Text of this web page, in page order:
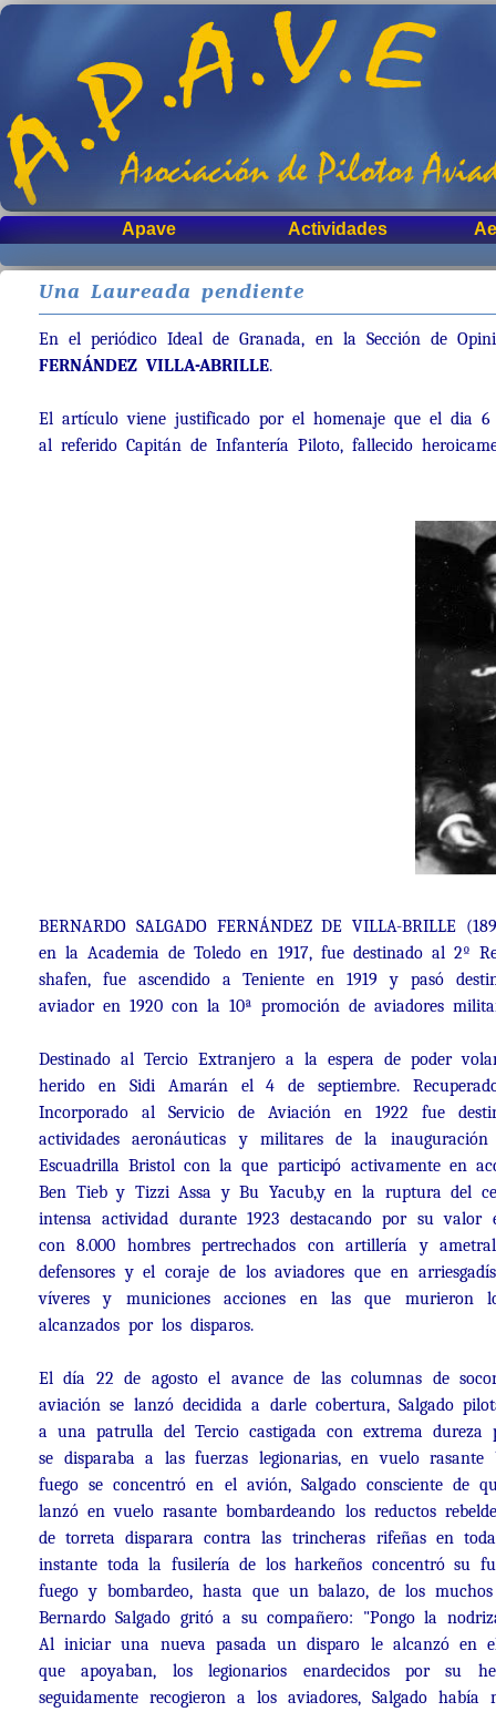
Apave Actividades
Una Laureada pendiente
En el periódico Ideal de Granada, en la Sección de
FERNÁNDEZ VILLA-ABRILLE.
El artículo viene justificado por el homenaje que el dia
al referido Capitán de Infantería Piloto, fallecido
BERNARDO SALGADO FERNÁNDEZ DE VILLA-
en la Academia de Toledo en 1917, fue destinado al 2º
shafen, fue ascendido a Teniente en 1919 y pasó
aviador en 1920 con la 10ª promoción de aviadores
Destinado al Tercio Extranjero a la espera de poder
herido en Sidi Amarán el 4 de septiembre.
Incorporado al Servicio de Aviación en 1922 fue
actividades aeronáuticas y militares de la
Escuadrilla Bristol con la que participó activamente en
Ben Tieb y Tizzi Assa y Bu Yacub,y en la ruptura del
intensa actividad durante 1923 destacando por su
con 8.000 hombres pertrechados con artillería y
defensores y el coraje de los aviadores que en
víveres y municiones acciones en las que murieron
alcanzados por los disparos.
El día 22 de agosto el avance de las columnas de
aviación se lanzó decidida a darle cobertura, Salgado
a una patrulla del Tercio castigada con extrema dureza
se disparaba a las fuerzas legionarias, en vuelo
fuego se concentró en el avión, Salgado consciente
lanzó en vuelo rasante bombardeando los reductos
de torreta disparara contra las trincheras rifeñas en
instante toda la fusilería de los harkeños concentró su
fuego y bombardeo, hasta que un balazo, de los
Bernardo Salgado gritó a su compañero: "Pongo la
Al iniciar una nueva pasada un disparo le alcanzó en
que apoyaban, los legionarios enardecidos por su
seguidamente recogieron a los aviadores, Salgado